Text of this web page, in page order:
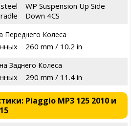
WP Suspension Up Side
Down 4CS
Переднего Колеса
260 mm / 10.2 in
Заднего Колеса
290 mm / 11.4 in
Piaggio MP3 125 2010 и